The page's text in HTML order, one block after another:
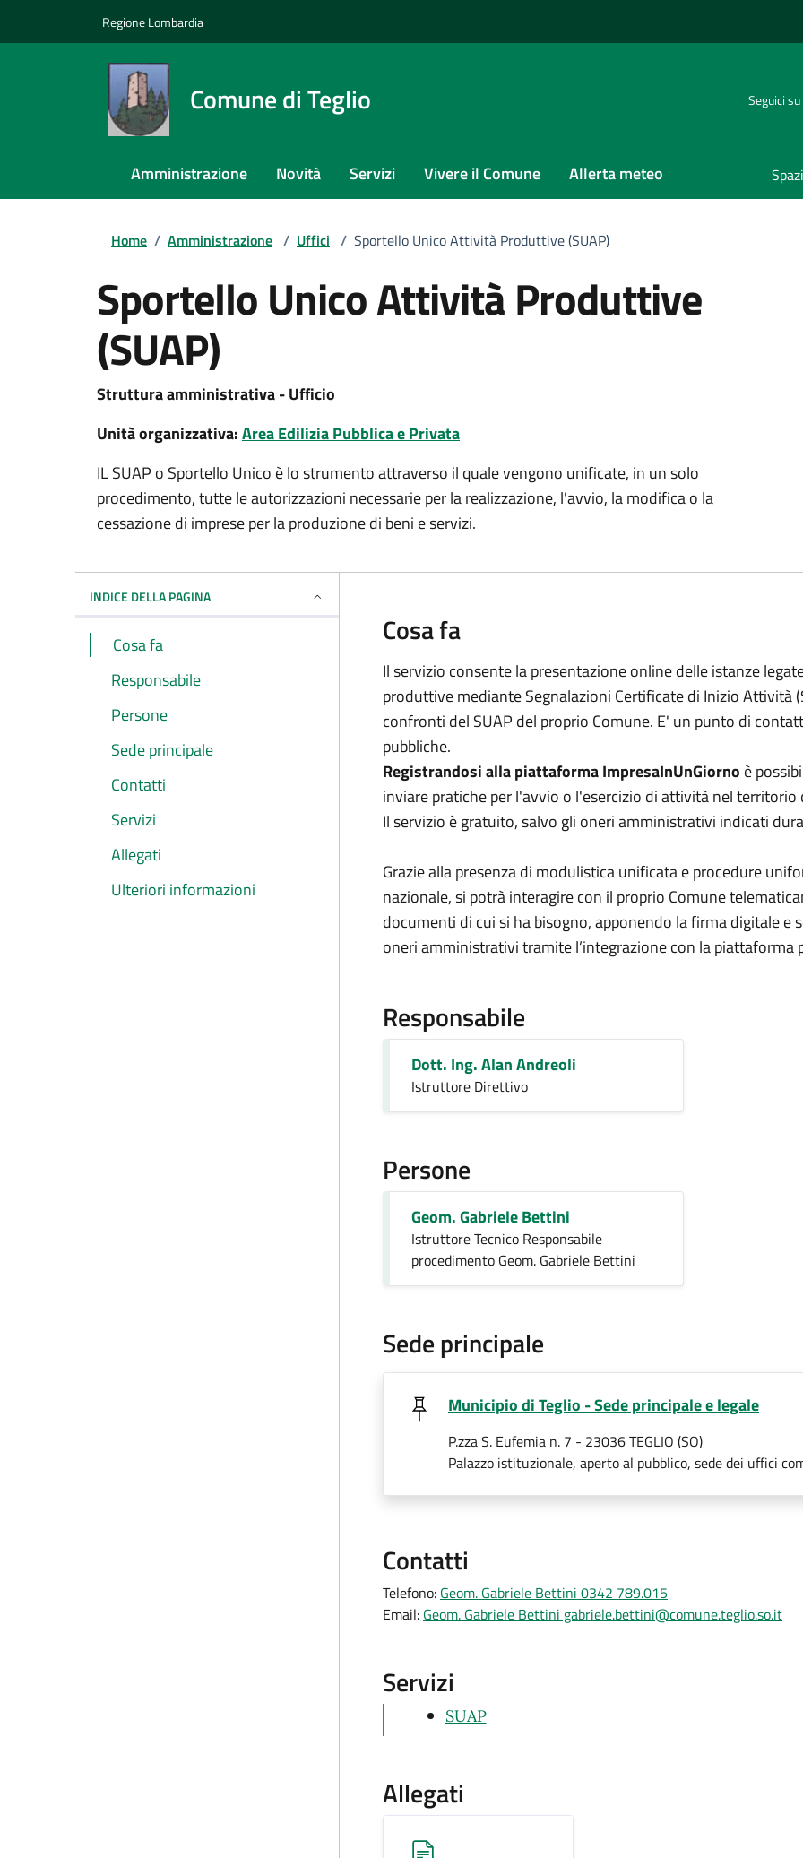
Regione Lombardia
Comune di Teglio Seguici su
Amministrazione Novità Servizi Vivere il Comune Allerta meteo
Home / Amministrazione / Uffici / Sportello Unico Attività Produttive (SUAP)
Sportello Unico Attività Produttive
(SUAP)
Struttura amministrativa - Ufficio
Unità organizzativa:Area Edilizia Pubblica e Privata
IL SUAP o Sportello Unico è lo strumento attraverso il quale vengono unificate, in un solo
procedimento, tutte le autorizzazioni necessarie per la realizzazione, l'avvio, la modifica o la
cessazione di imprese per la produzione di beni e servizi.
INDICE DELLA PAGINA
Cosa fa
Responsabile
Persone
Sede principale
Contatti
Servizi
Allegati
Ulteriori informazioni
Cosa fa
Il servizio consente la presentazione online delle istanze
produttive mediante Segnalazioni Certificate di Inizio Attività
confronti del SUAP del proprio Comune. E' un punto di
pubbliche.
Registrandosi alla piattaforma ImpresaInUnGiorno è
inviare pratiche per l'avvio o l'esercizio di attività nel territorio
Il servizio è gratuito, salvo gli oneri amministrativi indicati
Grazie alla presenza di modulistica unificata e procedure
nazionale, si potrà interagire con il proprio Comune
documenti di cui si ha bisogno, apponendo la firma digitale e
oneri amministrativi tramite l’integrazione con la piattaforma
Responsabile
Dott. Ing. Alan Andreoli
Istruttore Direttivo
Persone
Geom. Gabriele Bettini
Istruttore Tecnico Responsabile
procedimento Geom. Gabriele Bettini
Sede principale
Municipio di Teglio - Sede principale e legale
P.zza S. Eufemia n. 7 - 23036 TEGLIO (SO)
Palazzo istituzionale, aperto al pubblico, sede dei uffici
Contatti
Telefono: Geom. Gabriele Bettini 0342 789.015
Email: Geom. Gabriele Bettini gabriele.bettini@comune.teglio.so.it
Servizi
SUAP
Allegati